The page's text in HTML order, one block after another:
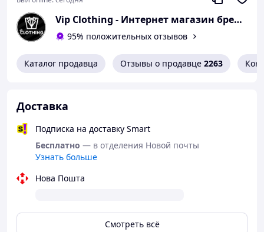
при температуре от +7 до -10 градусов, что
делает эти штаны отличным выбором для
прохладных дней.
зимой вместе с мужскими утепленными штанами The
Vip Clothing - Интернет магазин брендовой одежды
95% положительных отзывов
Каталог продавца Отзывы о продавце 2263
Доставка
Подписка на доставку Smart
Бесплатно — в отделения Новой почты
Узнать больше
Нова Пошта
Смотреть всё